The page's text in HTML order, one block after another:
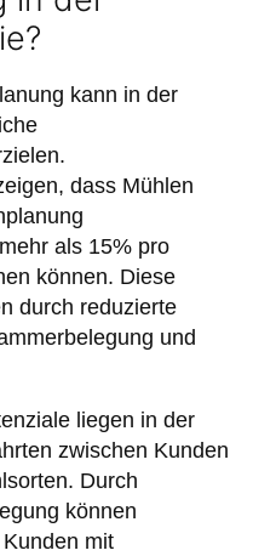
kann in der
dass Mühlen
als 15% pro
können. Diese
durch reduzierte
und
liegen in der
zwischen Kunden
Durch
können
mit